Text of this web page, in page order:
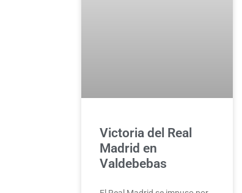
Victoria del Real
Madrid en
Valdebebas